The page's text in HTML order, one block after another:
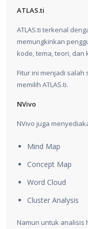
ATLAS.ti
ATLAS.ti terkenal
memungkinkan
kode, tema, teori, dan
Fitur ini menjadi
memilih ATLAS.ti.
NVivo
NVivo juga
Mind Map
Concept Map
Word Cloud
Cluster Analysis
Namun untuk